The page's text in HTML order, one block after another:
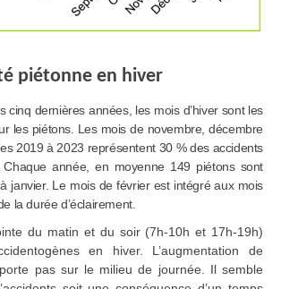
piétonne en hiver
cinq dernières années, les mois d’hiver sont les
les piétons. Les mois de novembre, décembre
2019 à 2023 représentent 30 % des accidents
année, en moyenne 149 piétons sont
janvier. Le mois de février est intégré aux mois
la durée d’éclairement.
du matin et du soir (7h-10h et 17h-19h)
en hiver. L’augmentation de
porte pas sur le milieu de journée. Il semble